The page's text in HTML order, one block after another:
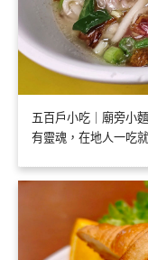
五百戶小吃｜廟旁小
有靈魂，在地人一吃